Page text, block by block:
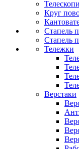
Круг
Стапель
Стапель
Тележки
Верстаки